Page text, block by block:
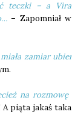
teczki – a
– Zapomniał
zamiar
na
A piąta jakaś